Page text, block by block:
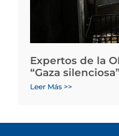
Expertos de la
“Gaza
Leer Más >>